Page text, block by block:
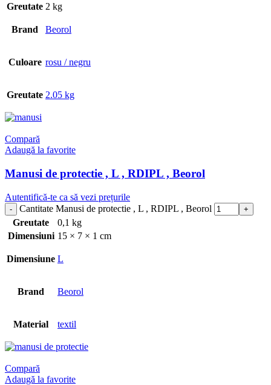
Greutate 2 kg
Brand Beorol
Culoare rosu / negru
Greutate 2.05 kg
Compară
Adaugă la favorite
Manusi de protectie , L , RDIPL , Beorol
Autentifică-te ca să vezi prețurile
Cantitate Manusi de protectie , L , RDIPL , Beorol
Greutate
0,1 kg
Dimensiuni 15 × 7 × 1 cm
Dimensiune L
Brand Beorol
Material textil
Compară
Adaugă la favorite